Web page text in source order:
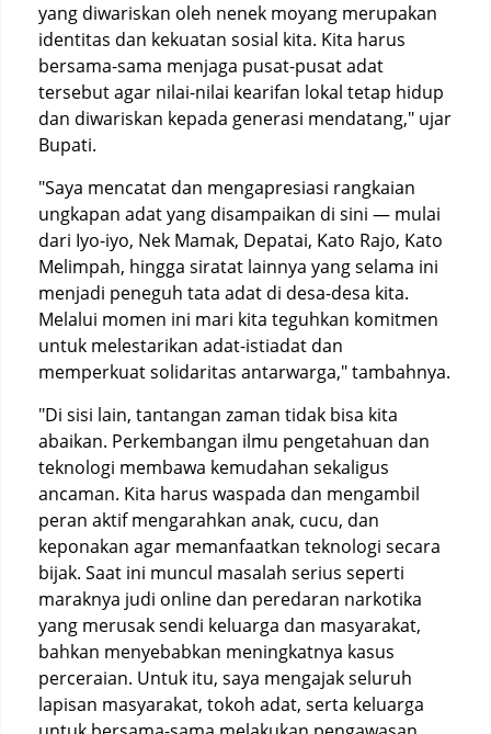
yang diwariskan oleh nenek moyang merupakan
identitas dan kekuatan sosial kita. Kita harus
bersama-sama menjaga pusat-pusat adat
tersebut agar nilai-nilai kearifan lokal tetap hidup
dan diwariskan kepada generasi mendatang," ujar
Bupati.
"Saya mencatat dan mengapresiasi rangkaian
ungkapan adat yang disampaikan di sini — mulai
dari Iyo-iyo, Nek Mamak, Depatai, Kato Rajo, Kato
Melimpah, hingga siratat lainnya yang selama ini
menjadi peneguh tata adat di desa-desa kita.
Melalui momen ini mari kita teguhkan komitmen
untuk melestarikan adat-istiadat dan
memperkuat solidaritas antarwarga," tambahnya.
"Di sisi lain, tantangan zaman tidak bisa kita
abaikan. Perkembangan ilmu pengetahuan dan
teknologi membawa kemudahan sekaligus
ancaman. Kita harus waspada dan mengambil
peran aktif mengarahkan anak, cucu, dan
keponakan agar memanfaatkan teknologi secara
bijak. Saat ini muncul masalah serius seperti
maraknya judi online dan peredaran narkotika
yang merusak sendi keluarga dan masyarakat,
bahkan menyebabkan meningkatnya kasus
perceraian. Untuk itu, saya mengajak seluruh
lapisan masyarakat, tokoh adat, serta keluarga